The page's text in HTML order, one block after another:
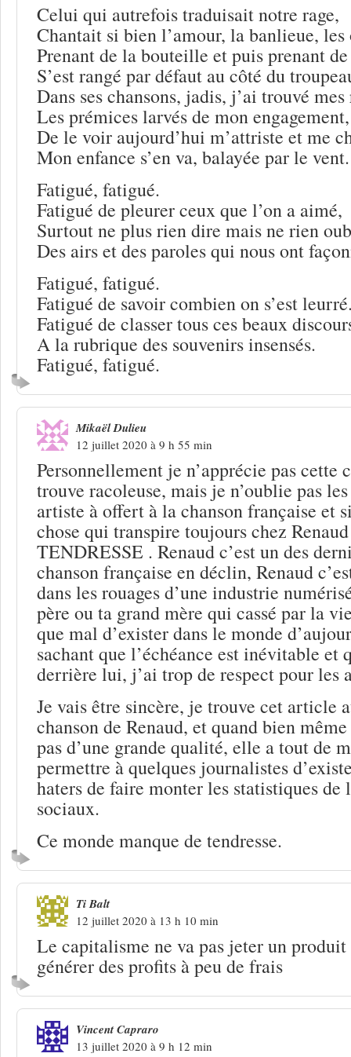
Celui qui autrefois traduisait notre rage,
Chantait si bien l’amour, la banlieue, les
Prenant de la bouteille et puis prenant de
S’est rangé par défaut au côté du
Dans ses chansons, jadis, j’ai trouvé
Les prémices larvés de mon engagement,
De le voir aujourd’hui m’attriste et me
Mon enfance s’en va, balayée par le vent.
Fatigué, fatigué.
Fatigué de pleurer ceux que l’on a aimé,
Surtout ne plus rien dire mais ne rien
Des airs et des paroles qui nous ont
Fatigué, fatigué.
Fatigué de savoir combien on s’est
Fatigué de classer tous ces beaux
A la rubrique des souvenirs insensés.
Fatigué, fatigué.
Mikaël Dulieu
12 juillet 2020 à 9 h 55 min
Personnellement je n’apprécie pas cette
trouve racoleuse, mais je n’oublie pas
artiste à offert à la chanson française et
chose qui transpire toujours chez Renaud
TENDRESSE . Renaud c’est un des
chanson française en déclin, Renaud
dans les rouages d’une industrie
père ou ta grand mère qui cassé par la
que mal d’exister dans le monde
sachant que l’échéance est inévitable et
derrière lui, j’ai trop de respect pour les
Je vais être sincère, je trouve cet article
chanson de Renaud, et quand bien
pas d’une grande qualité, elle a tout de
permettre à quelques journalistes
haters de faire monter les statistiques de
sociaux.
Ce monde manque de tendresse.
Ti Balt
12 juillet 2020 à 13 h 10 min
Le capitalisme ne va pas jeter un
générer des profits à peu de frais
Vincent Capraro
13 juillet 2020 à 9 h 12 min